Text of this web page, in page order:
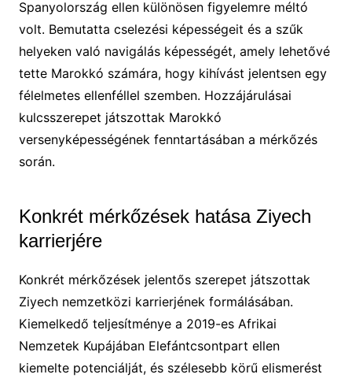
Spanyolország ellen különösen figyelemre méltó
volt. Bemutatta cselezési képességeit és a szűk
helyeken való navigálás képességét, amely lehetővé
tette Marokkó számára, hogy kihívást jelentsen egy
félelmetes ellenféllel szemben. Hozzájárulásai
kulcsszerepet játszottak Marokkó
versenyképességének fenntartásában a mérkőzés
során.
Konkrét mérkőzések hatása Ziyech
karrierjére
Konkrét mérkőzések jelentős szerepet játszottak
Ziyech nemzetközi karrierjének formálásában.
Kiemelkedő teljesítménye a 2019-es Afrikai
Nemzetek Kupájában Elefántcsontpart ellen
kiemelte potenciálját, és szélesebb körű elismerést